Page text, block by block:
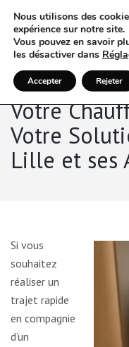
Votre
Votre
Lille et ses
Si vous
souhaitez
réaliser un
trajet rapide
en compagnie
d’un
Nous utilisons des
expérience sur notre site.
Vous pouvez en savoir
les désactiver dans
Accepter Rejeter